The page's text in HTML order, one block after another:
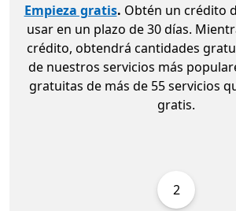
Empieza gratis. Obtén un crédito
usar en un plazo de 30 días.
crédito, obtendrá cantidades
de nuestros servicios más
gratuitas de más de 55 servicios
gratis.
2